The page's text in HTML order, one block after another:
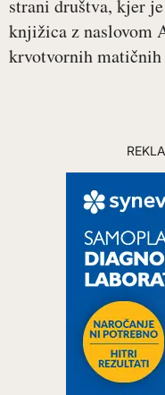
strani društva, kjer
knjižica z naslovom
krvotvornih